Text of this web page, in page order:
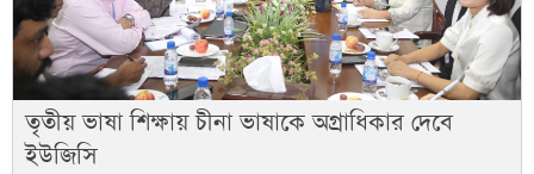
তৃতীয় ভাষা শিক্ষায় চীনা ভাষাকে অগ্রাধিকার দেবে
ইউজিসি